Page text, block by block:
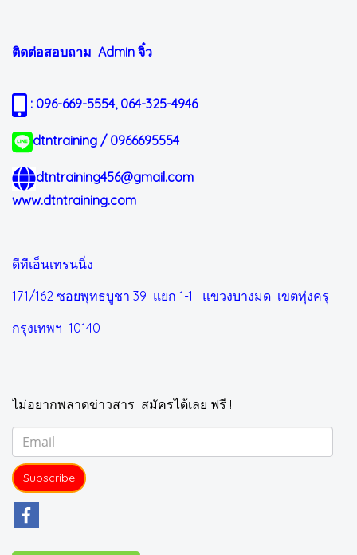
ติดต่อสอบถาม Admin จิ๋ว
: 096-669-5554, 064-325-4946
dtntraining / 0966695554
dtntraining456@gmail.com
www.dtntraining.com
ดีทีเอ็นเทรนนิ่ง
171/162 ซอยพุทธบูชา 39 แยก 1-1 แขวงบางมด เขตทุ่งครุ
กรุงเทพฯ 10140
ไม่อยากพลาดข่าวสาร สมัครได้เลย ฟรี !!
Subscribe